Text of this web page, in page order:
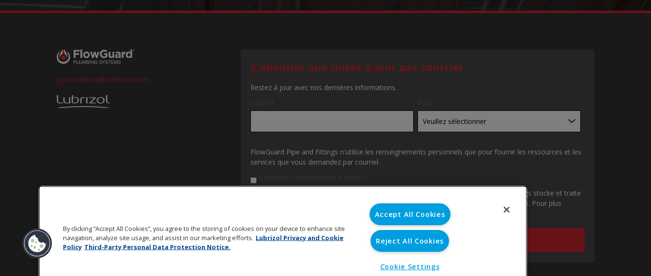
cpvc.emena@lubrizol.com
S'abonner aux mises à jour par courriel
Restez à jour avec nos dernières informations.
* *
FlowGuard Pipe and Fittings n'utilise les renseignements personnels que pour fournir les ressources et les
services que vous demandez par courriel.
En cliquant sur soumettre ci-dessous, vous consentez à ce que FlowGuard Pipe & Fittings stocke et traite
les informations personnelles soumises ci-dessus pour vous fournir le contenu demandé. Pour plus
d'informations, consultez notre politique de confidentialité.
By clicking “Accept All Cookies”, you agree to the storing of cookies on your device to enhance site
navigation, analyze site usage, and assist in our marketing efforts. Lubrizol Privacy and Cookie
Policy Third-Party Personal Data Protection Notice.
Accept All Cookies
Reject All Cookies
Cookie Settings